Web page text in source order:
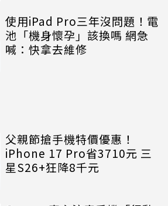
使用iPad Pro三年沒問題！電
池「機身懷孕」該換嗎 網急
喊：快拿去維修
父親節搶手機特價優惠！
iPhone 17 Pro省3710元 三
星S26+狂降8千元